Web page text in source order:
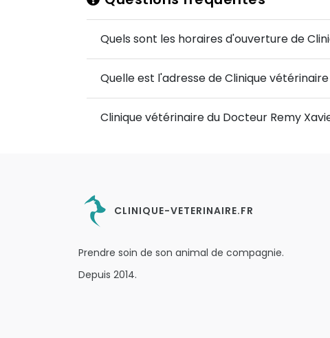
Quels sont les horaires d'ouverture de
Quelle est l'adresse de Clinique
Clinique vétérinaire du Docteur Remy
CLINIQUE-VETERINAIRE.FR
Prendre soin de son animal de compagnie.
Depuis 2014.